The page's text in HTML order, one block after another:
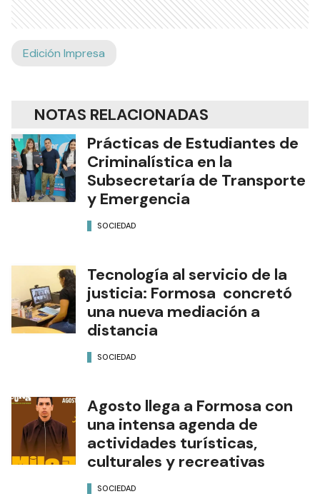
Edición Impresa
NOTAS RELACIONADAS
Prácticas de Estudiantes de
Criminalística en la
Subsecretaría de Transporte
y Emergencia
SOCIEDAD
Tecnología al servicio de la
justicia: Formosa concretó
una nueva mediación a
distancia
SOCIEDAD
Agosto llega a Formosa con
una intensa agenda de
actividades turísticas,
culturales y recreativas
SOCIEDAD